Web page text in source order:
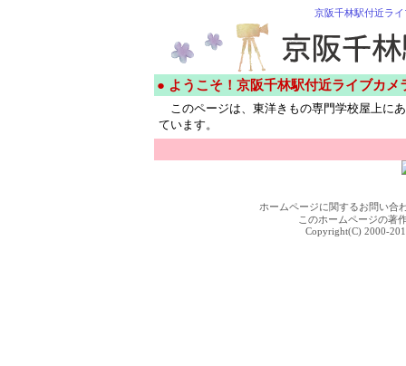
京阪千林駅付近ラ
● ようこそ！京阪千林駅付近ライブカメ
このページは、東洋きもの専門学校屋上に
ています。
ホームページに関するお問い合
このホームページの著
Copyright(C) 2000-